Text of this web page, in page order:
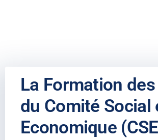
La Formation
du Comité Social
Economique